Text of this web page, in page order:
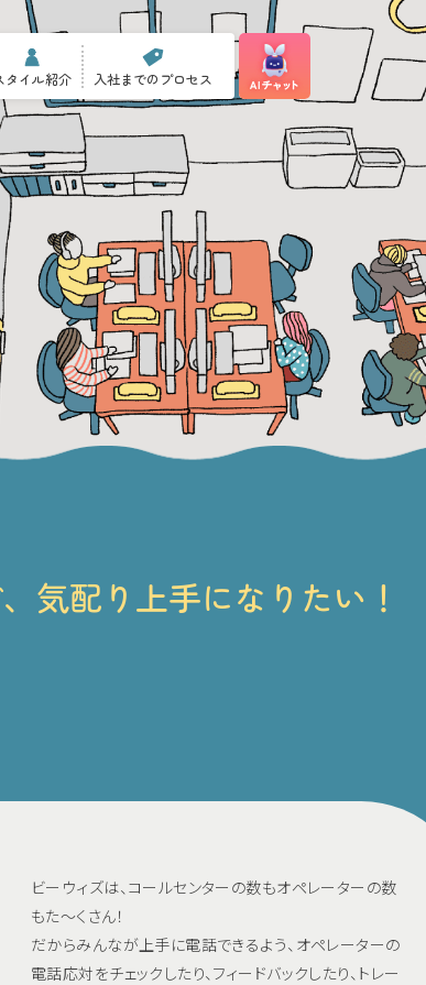
タイル紹介 入社までのプロセス
気配り上手になりたい！
ビーウィズは、コールセンターの数もオペレーターの数
もた～くさん！
だからみんなが上手に電話できるよう、オペレーターの
電話応対をチェックしたり、フィードバックしたり、トレー